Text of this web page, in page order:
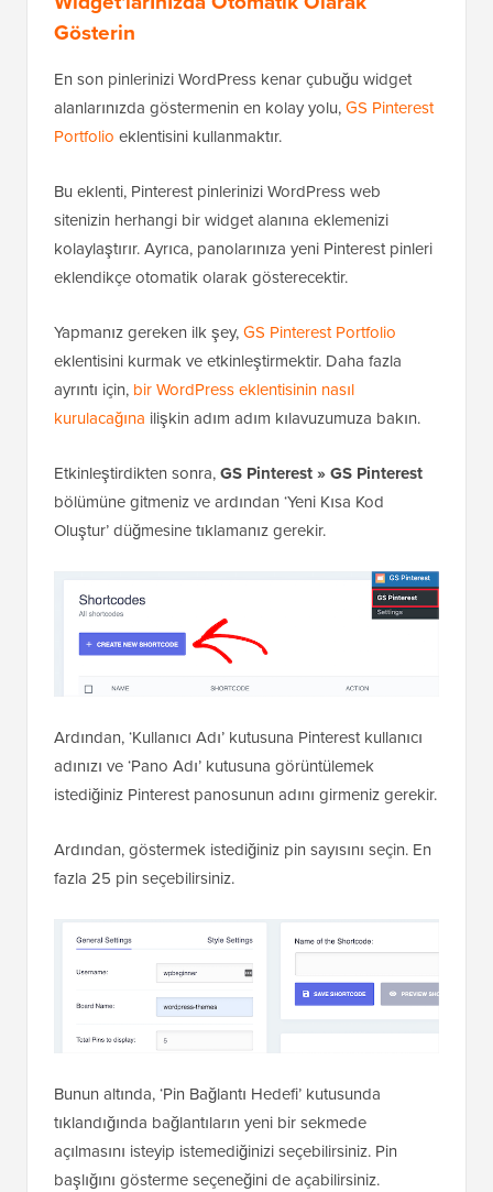
Gösterin
En son pinlerinizi WordPress kenar çubuğu widget
alanlarınızda göstermenin en kolay yolu,GS Pinterest
Portfolio eklentisini kullanmaktır.
Bu eklenti, Pinterest pinlerinizi WordPress web
sitenizin herhangi bir widget alanına eklemenizi
kolaylaştırır. Ayrıca, panolarınıza yeni Pinterest pinleri
eklendikçe otomatik olarak gösterecektir.
Yapmanız gereken ilk şey,GS Pinterest Portfolio
eklentisini kurmak ve etkinleştirmektir. Daha fazla
ayrıntı için, bir WordPress eklentisinin nasıl
kurulacağına ilişkin adım adım kılavuzumuza bakın.
Etkinleştirdikten sonra,GS Pinterest » GS Pinterest
bölümüne gitmeniz ve ardından ‘Yeni Kısa Kod
Oluştur’ düğmesine tıklamanız gerekir.
Ardından, ‘Kullanıcı Adı’ kutusuna Pinterest kullanıcı
adınızı ve ‘Pano Adı’ kutusuna görüntülemek
istediğiniz Pinterest panosunun adını girmeniz gerekir.
Ardından, göstermek istediğiniz pin sayısını seçin. En
fazla 25 pin seçebilirsiniz.
Bunun altında, ‘Pin Bağlantı Hedefi’ kutusunda
tıklandığında bağlantıların yeni bir sekmede
açılmasını isteyip istemediğinizi seçebilirsiniz. Pin
başlığını gösterme seçeneğini de açabilirsiniz.